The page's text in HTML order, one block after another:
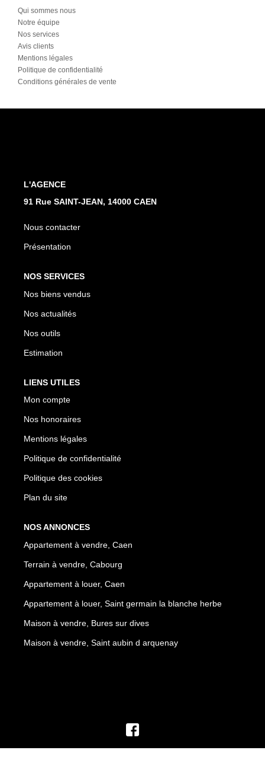
Qui sommes nous
Notre équipe
Nos services
Avis clients
Mentions légales
Politique de confidentialité
Conditions générales de vente
L'AGENCE
91 Rue SAINT-JEAN, 14000 CAEN
Nous contacter
Présentation
NOS SERVICES
Nos biens vendus
Nos actualités
Nos outils
Estimation
LIENS UTILES
Mon compte
Nos honoraires
Mentions légales
Politique de confidentialité
Politique des cookies
Plan du site
NOS ANNONCES
Appartement à vendre, Caen
Terrain à vendre, Cabourg
Appartement à louer, Caen
Appartement à louer, Saint germain la blanche herbe
Maison à vendre, Bures sur dives
Maison à vendre, Saint aubin d arquenay